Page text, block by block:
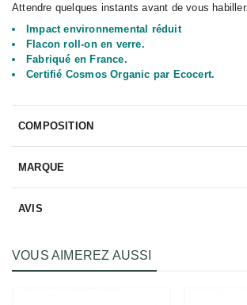
Attendre quelques instants avant de vous habiller.
Impact environnemental réduit
Flacon roll-on en verre.
Fabriqué en France.
Certifié Cosmos Organic par Ecocert.
COMPOSITION
MARQUE
AVIS
VOUS AIMEREZ AUSSI